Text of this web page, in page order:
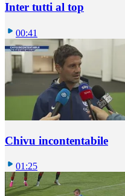
Inter tutti al top
00:41
Chivu incontentabile
01:25